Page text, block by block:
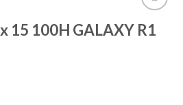
Toevoegen
aan
15 100H GALAXY R1